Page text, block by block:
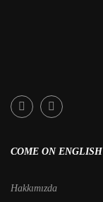
COME ON ENGLISH
Hakkımızda